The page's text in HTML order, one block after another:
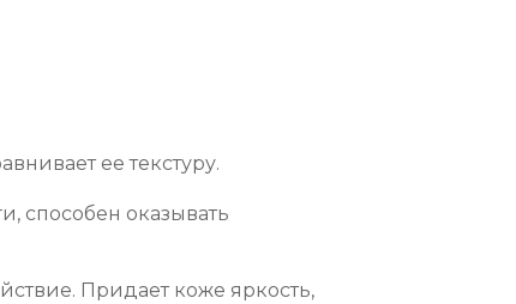
ее текстуру.
способен оказывать
Придает коже яркость,